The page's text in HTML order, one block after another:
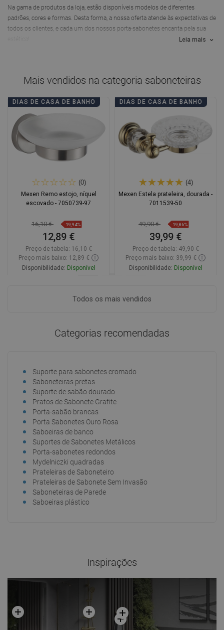
Na gama de produtos da loja, estão disponíveis modelos de diferentes
padrões, cores e formas. Desta forma, a nossa oferta atende às expectativas de
todos os clientes, e cada um dos nossos porta-sabonetes encanta pela sua
Leia mais
Mais vendidos na categoria saboneteiras
DIAS DE CASA DE BANHO
(0)
Mexen Remo estojo, níquel
escovado - 7050739-97
16,10 € -19,94%
12,89 €
Preço de tabela: 16,10 €
Preço mais baixo: 12,89 €
Disponibilidade: Disponível
DIAS DE CASA DE BANHO
(4)
Mexen Estela prateleira, dourada -
7011539-50
49,90 € -19,86%
39,99 €
Preço de tabela: 49,90 €
Preço mais baixo: 39,99 €
Disponibilidade: Disponível
Todos os mais vendidos
Categorias recomendadas
Suporte para sabonetes cromado
Saboneteiras pretas
Suporte de sabão dourado
Pratos de Sabonete Grafite
Porta-sabão brancas
Porta Sabonetes Ouro Rosa
Saboeiras de banco
Suportes de Sabonetes Metálicos
Porta-sabonetes redondos
Mydelniczki quadradas
Prateleiras de Saboneteiro
Prateleiras de Sabonete Sem Invasão
Saboneteiras de Parede
Saboeiras plástico
Inspirações